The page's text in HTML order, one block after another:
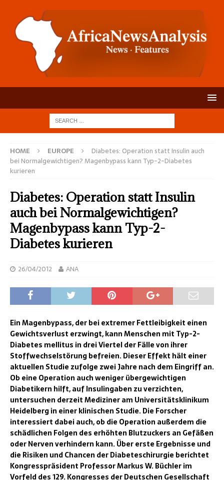
HOME EUROPE
Diabetes: Operation statt Insulin auch
bei Normalgewichtigen? Magenbypass kann Typ-2-Diabetes
kurieren
Diabetes: Operation statt Insulin
auch bei Normalgewichtigen?
Magenbypass kann Typ-2-
Diabetes kurieren
26/04/2012 ANA
Ein Magenbypass, der bei extremer Fettleibigkeit einen
Gewichtsverlust erzwingt, kann Menschen mit Typ-2-
Diabetes mellitus in drei Viertel der Fälle von ihrer
Stoffwechselstörung befreien. Dieser Effekt hält einer
aktuellen Studie zufolge zwei Jahre nach dem Eingriff an.
Ob eine Operation auch weniger übergewichtigen
Diabetikern hilft, auf Insulingaben zu verzichten,
untersuchen derzeit Mediziner am Universitätsklinikum
Heidelberg in einer klinischen Studie. Die Forscher
interessiert dabei auch, ob die Operation außerdem die
schädlichen Folgen des erhöhten Blutzuckers an Gefäßen
oder Nerven verhindern kann. Über erste Ergebnisse und
die Risiken und Chancen der Diabeteschirurgie berichtet
Kongresspräsident Professor Markus W. Büchler im
Vorfeld des 129. Kongresses der Deutschen Gesellschaft